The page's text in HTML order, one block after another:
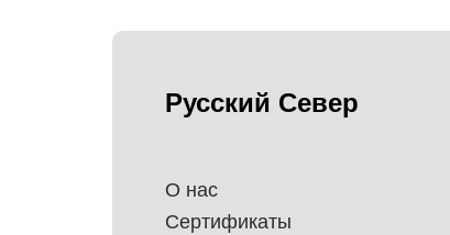
Русский Север
О нас
Сертификаты